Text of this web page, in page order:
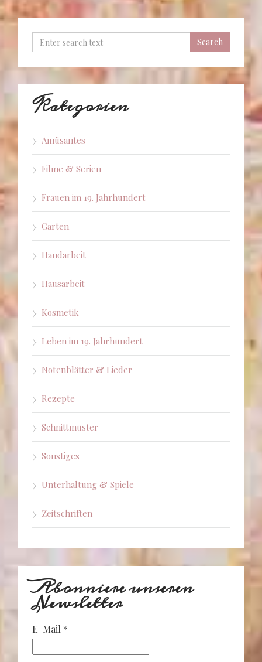
Kategorien
Amüsantes
Filme & Serien
Frauen im 19. Jahrhundert
Garten
Handarbeit
Hausarbeit
Kosmetik
Leben im 19. Jahrhundert
Notenblätter & Lieder
Rezepte
Schnittmuster
Sonstiges
Unterhaltung & Spiele
Zeitschriften
Abonniere unseren
Newsletter
E-Mail *